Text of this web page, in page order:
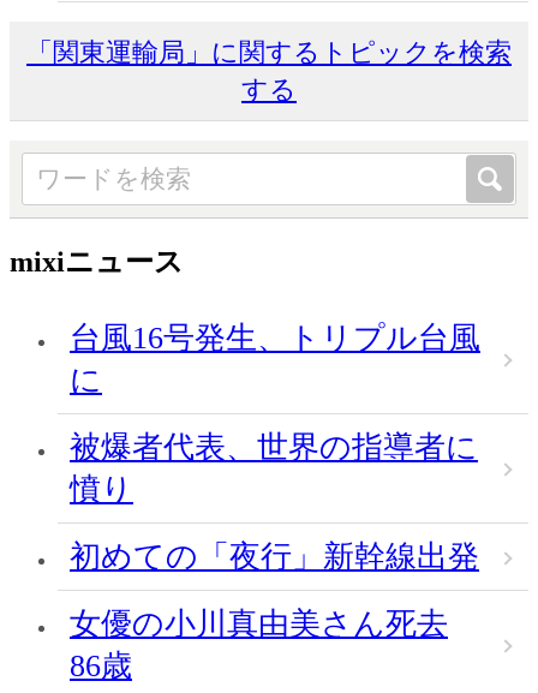
「関東運輸局」に関するトピックを検索
する
mixiニュース
台風16号発生、トリプル台風
に
被爆者代表、世界の指導者に
憤り
初めての「夜行」新幹線出発
女優の小川真由美さん死去
86歳